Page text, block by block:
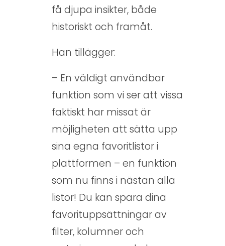
få djupa insikter, både
historiskt och framåt.
Han tillägger:
– En väldigt användbar
funktion som vi ser att vissa
faktiskt har missat är
möjligheten att sätta upp
sina egna favoritlistor i
plattformen – en funktion
som nu finns i nästan alla
listor! Du kan spara dina
favorituppsättningar av
filter, kolumner och